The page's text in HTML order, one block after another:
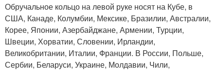
Обручальное кольцо на левой руке носят на Кубе, в
США, Канаде, Колумбии, Мексике, Бразилии, Австралии,
Корее, Японии, Азербайджане, Армении, Турции,
Швеции, Хорватии, Словении, Ирландии,
Великобритании, Италии, Франции. В России, Польше,
Сербии, Беларуси, Украине, Молдавии, Чили,